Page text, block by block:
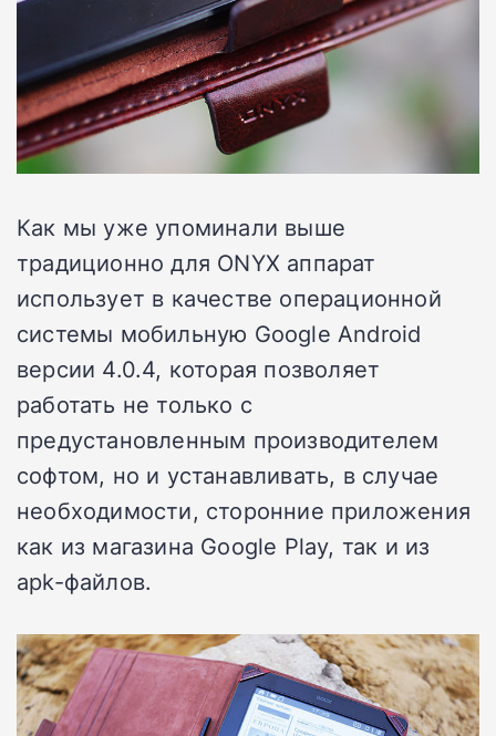
Как мы уже упоминали выше
традиционно для ONYX аппарат
использует в качестве операционной
системы мобильную Google Android
версии 4.0.4, которая позволяет
работать не только с
предустановленным производителем
софтом, но и устанавливать, в случае
необходимости, сторонние приложения
как из магазина Google Play, так и из
apk-файлов.